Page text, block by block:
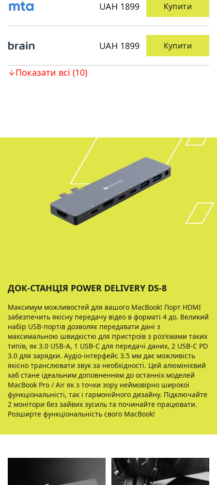
UAH 1899 Купити
UAH 1899 Купити
Показати всі (10)
ДОК-СТАНЦІЯ POWER DELIVERY DS-8
Максимум можливостей для вашого MacBook! Порт HDMI
забезпечить якісну передачу відео в форматі 4 до. Великий
набір USB-портів дозволяє передавати дані з
максимальною швидкістю для пристроїв з роз'ємами таких
типів, як 3.0 USB-А, 1 USB-C для передачі даних, 2 USB-C PD
3.0 для зарядки. Аудіо-інтерфейс 3.5 мм дає можливість
якісно транслювати звук за необхідності. Цей алюмінієвий
хаб стане ідеальним доповненням до останніх моделей
MacBook Pro / Air як з точки зору неймовірно широкої
функціональністі, так і гармонійного дизайну. Підключайте
2 монітори без зайвих зусиль та починайте працювати.
Розширте функціональність свого MacBook!